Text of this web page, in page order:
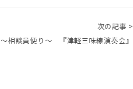
次の記事 >
相談員便り～ 『津軽三味線演奏会』